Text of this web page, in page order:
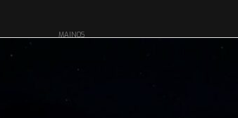
MAINOS